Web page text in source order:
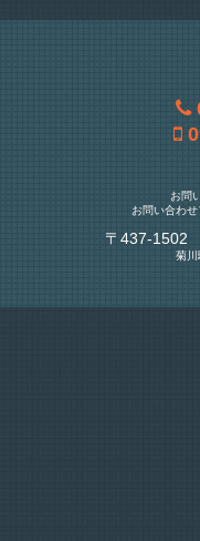
お問
お問い合わせ
〒437-1502
菊川